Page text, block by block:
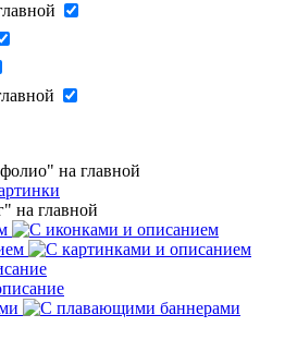
на главной
на главной